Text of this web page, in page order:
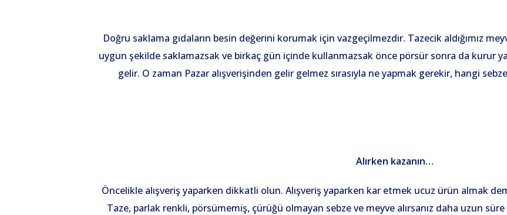
Doğru saklama gıdaların besin değerini korumak için vazgeçilmezdir. Tazecik aldığımız
uygun şekilde saklamazsak ve birkaç gün içinde kullanmazsak önce pörsür sonra da kurur
gelir. O zaman Pazar alışverişinden gelir gelmez sırasıyla ne yapmak gerekir, hangi
Alırken kazanın…
Öncelikle alışveriş yaparken dikkatli olun. Alışveriş yaparken kar etmek ucuz ürün almak
Taze, parlak renkli, pörsümemiş, çürüğü olmayan sebze ve meyve alırsanız daha uzun